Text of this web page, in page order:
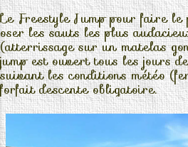
Le Freestyle Jump pour faire le
oser les sauts les plus
(atterrissage sur un matelas
jump est ouvert tous les jours
suivant les conditions météo
forfait descente obligatoire.